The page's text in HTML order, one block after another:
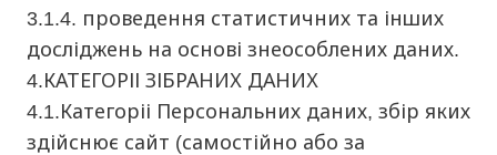
3.1.4. проведення статистичних та інших
досліджень на основі знеособлених даних.
4.КАТЕГОРІІ ЗІБРАНИХ ДАНИХ
4.1.Категоріі Персональних даних, збір яких
здійснює сайт (самостійно або за